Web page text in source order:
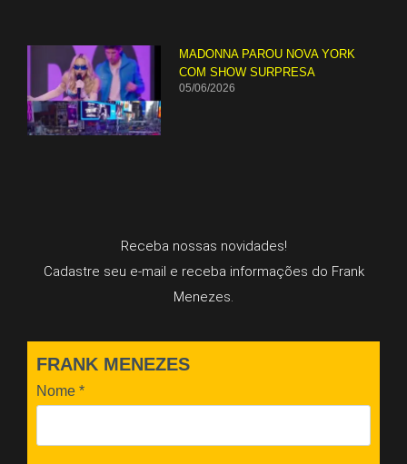
MADONNA PAROU NOVA YORK
COM SHOW SURPRESA
05/06/2026
Receba nossas novidades!
Cadastre seu e-mail e receba informações do Frank
Menezes.
FRANK MENEZES
Nome *